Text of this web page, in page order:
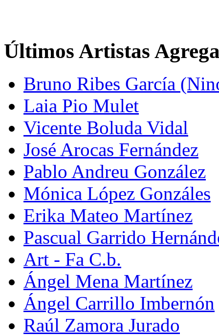
Últimos Artistas
Bruno Ribes García
Laia Pio Mulet
Vicente Boluda Vidal
José Arocas Fernández
Pablo Andreu González
Mónica López Gonzáles
Erika Mateo Martínez
Pascual Garrido
Art - Fa C.b.
Ángel Mena Martínez
Ángel Carrillo Imbernón
Raúl Zamora Jurado